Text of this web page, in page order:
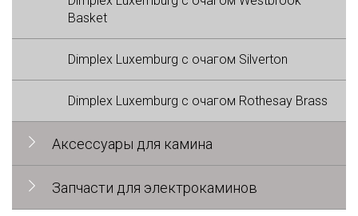
Basket
Dimplex Luxemburg с очагом Silverton
Dimplex Luxemburg с очагом Rothesay Brass
Аксессуары для камина
Запчасти для электрокаминов